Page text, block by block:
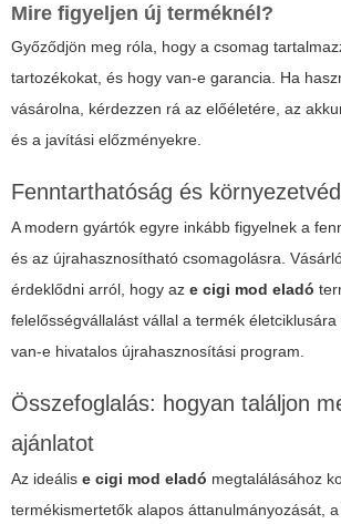
Mire figyeljen új terméknél?
Győződjön meg róla, hogy a csomag
tartozékokat, és hogy van-e garancia. Ha
vásárolna, kérdezzen rá az előéletére, az
és a javítási előzményekre.
Fenntarthatóság és
A modern gyártók egyre inkább figyelnek a
és az újrahasznosítható csomagolásra.
érdeklődni arról, hogy az e cigi mod eladó
felelősségvállalást vállal a termék
van-e hivatalos újrahasznosítási program.
Összefoglalás: hogyan találjon
ajánlatot
Az ideális e cigi mod eladó megtalálásához
termékismertetők alapos áttanulmányozását,